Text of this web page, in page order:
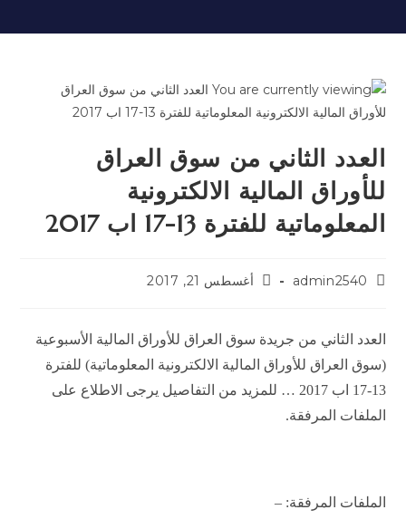
العدد الثاني من سوق العراق
للأوراق المالية الالكترونية
المعلوماتية للفترة 13-17 اب 2017
admin2540 أغسطس 21, 2017
العدد الثاني من جريدة سوق العراق للأوراق المالية الأسبوعية
(سوق العراق للأوراق المالية الالكترونية المعلوماتية) للفترة
13-17 اب 2017 … للمزيد من التفاصيل يرجى الاطلاع على
الملفات المرفقة.
الملفات المرفقة: –